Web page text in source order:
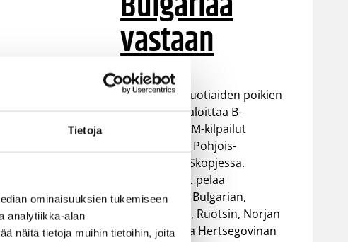
Tietoja
ominaisuuksien tukemiseen
analytiikka-alan
näitä tietoja muihin tietoihin, joita
vastaan
Suomen 16-vuotiaiden poikien
maajoukkue aloittaa B-
divisioonan EM-kilpailut
torstaina 6.8. Pohjois-
Makedonian Skopjessa.
Sudenpennut pelaa
alkulohkossa Bulgarian,
Luxemburgin, Ruotsin, Norjan
sekä Bosnia ja Hertsegovinan